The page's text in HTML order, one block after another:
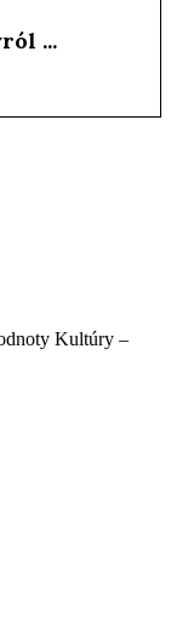
...
Kultúry –